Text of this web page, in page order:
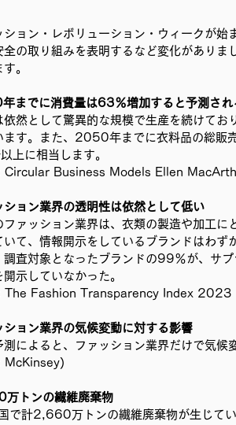
ション・レボリューション・ウィークが
全の取り組みを表明するなど変化があり
。
までに消費量は63％増加すると予測され
依然として驚異的な規模で生産を続けて
ます。また、2050年までに衣料品の総
上に相当します。
Circular Business Models Ellen
ション業界の透明性は依然として低い
ファッション業界は、衣類の製造や加工
いて、情報開示をしているブランドはわ
調査対象となったブランドの99％が、サ
開示していなかった。
The Fashion Transparency Index
ション業界の気候変動に対する影響
測によると、ファッション業界だけで気
McKinsey)
トンの繊維廃棄物
で計2,660万トンの繊維廃棄物が生じて